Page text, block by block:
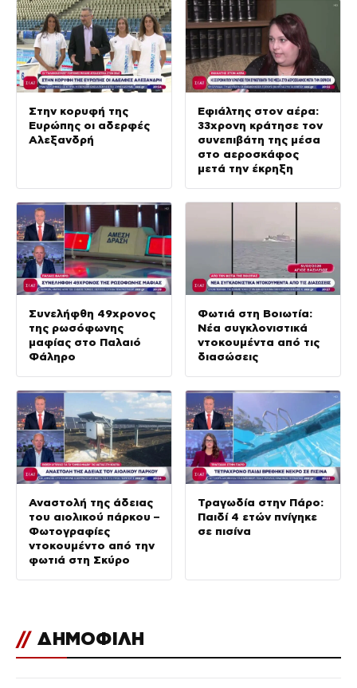
Στην κορυφή της
Ευρώπης οι αδερφές
Αλεξανδρή
Εφιάλτης στον αέρα:
33χρονη κράτησε τον
συνεπιβάτη της μέσα
στο αεροσκάφος
μετά την έκρηξη
Συνελήφθη 49χρονος
της ρωσόφωνης
μαφίας στο Παλαιό
Φάληρο
Φωτιά στη Βοιωτία:
Νέα συγκλονιστικά
ντοκουμέντα από τις
διασώσεις
Αναστολή της άδειας
του αιολικού πάρκου –
Φωτογραφίες
ντοκουμέντο από την
φωτιά στη Σκύρο
Τραγωδία στην Πάρο:
Παιδί 4 ετών πνίγηκε
σε πισίνα
// ΔΗΜΟΦΙΛΗ